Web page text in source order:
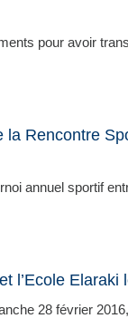
pour avoir
Rencontre
annuel sportif
l’Ecole Elaraki
28 février